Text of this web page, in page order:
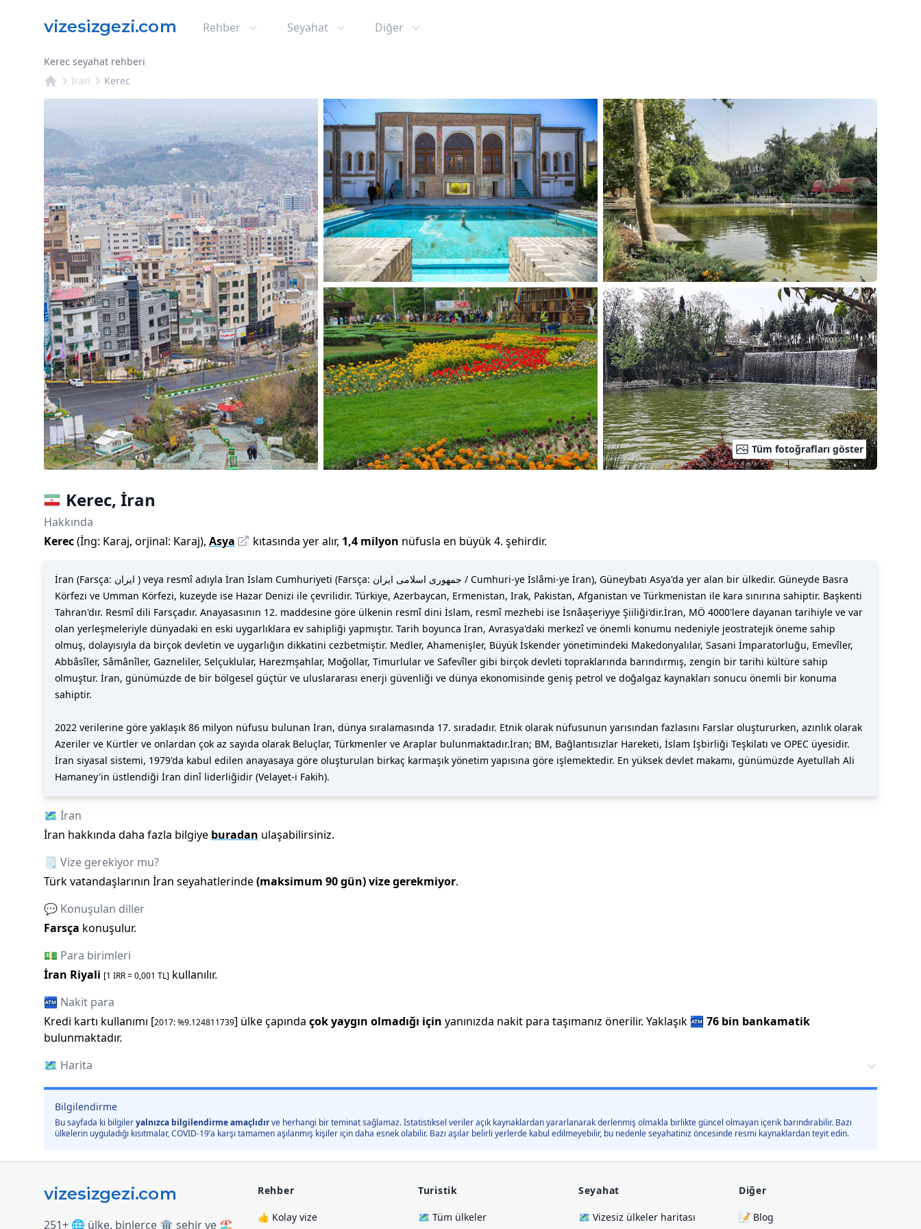
Rehber Seyahat Diğer
Kerec seyahat rehberi
İran
Kerec
Tüm fotoğrafları göster
Kerec, İran
Hakkında
Kerec(İng: Karaj, orjinal: Karaj), Asya kıtasında yer alır, 1,4 milyon nüfusla en büyük 4. şehirdir.
İran (Farsça: ایران ) veya resmî adıyla İran İslam Cumhuriyeti (Farsça: جمهوری اسلامی ایران / Cumhuri-ye İslâmi-ye İran), Güneybatı Asya'da yer alan bir ülkedir. Güneyde Basra
Körfezi ve Umman Körfezi, kuzeyde ise Hazar Denizi ile çevrilidir. Türkiye, Azerbaycan, Ermenistan, Irak, Pakistan, Afganistan ve Türkmenistan ile kara sınırına sahiptir. Başkenti
Tahran'dır. Resmî dili Farsçadır. Anayasasının 12. maddesine göre ülkenin resmî dini İslam, resmî mezhebi ise İsnâaşeriyye Şiiliği'dir.İran, MÖ 4000'lere dayanan tarihiyle ve var
olan yerleşmeleriyle dünyadaki en eski uygarlıklara ev sahipliği yapmıştır. Tarih boyunca İran, Avrasya'daki merkezî ve önemli konumu nedeniyle jeostratejik öneme sahip
olmuş, dolayısıyla da birçok devletin ve uygarlığın dikkatini cezbetmiştir. Medler, Ahamenişler, Büyük İskender yönetimindeki Makedonyalılar, Sasani İmparatorluğu, Emevîler,
Abbâsîler, Sâmânîler, Gazneliler, Selçuklular, Harezmşahlar, Moğollar, Timurlular ve Safevîler gibi birçok devleti topraklarında barındırmış, zengin bir tarihi kültüre sahip
olmuştur. İran, günümüzde de bir bölgesel güçtür ve uluslararası enerji güvenliği ve dünya ekonomisinde geniş petrol ve doğalgaz kaynakları sonucu önemli bir konuma
sahiptir.
2022 verilerine göre yaklaşık 86 milyon nüfusu bulunan İran, dünya sıralamasında 17. sıradadır. Etnik olarak nüfusunun yarısından fazlasını Farslar oluştururken, azınlık olarak
Azeriler ve Kürtler ve onlardan çok az sayıda olarak Beluçlar, Türkmenler ve Araplar bulunmaktadır.İran; BM, Bağlantısızlar Hareketi, İslam İşbirliği Teşkilatı ve OPEC üyesidir.
İran siyasal sistemi, 1979'da kabul edilen anayasaya göre oluşturulan birkaç karmaşık yönetim yapısına göre işlemektedir. En yüksek devlet makamı, günümüzde Ayetullah Ali
Hamaney'in üstlendiği İran dinî liderliğidir (Velayet-i Fakih).
🗺️ İran
İran hakkında daha fazla bilgiye buradan ulaşabilirsiniz.
🗒️ Vize gerekiyor mu?
Türk vatandaşlarının İran seyahatlerinde(maksimum 90gün)vize gerekmiyor.
💬 Konuşulan diller
Farsça konuşulur.
💵 Para birimleri
İran Riyali [1 IRR=0,001 TL] kullanılır.
🏧 Nakit para
Kredi kartı kullanımı [2017: %9.124811739] ülke çapında çok yaygın olmadığı için yanınızda nakit para taşımanız önerilir. Yaklaşık 🏧 76 bin bankamatik
bulunmaktadır.
🗺️ Harita
Bilgilendirme
Bu sayfada ki bilgileryalnızca bilgilendirme amaçlıdırve herhangi bir teminat sağlamaz. İstatistiksel veriler açık kaynaklardan yararlanarak derlenmiş olmakla birlikte güncel olmayan içerik barındırabilir. Bazı
ülkelerin uyguladığı kısıtmalar, COVID-19’a karşı tamamen aşılanmış kişiler için daha esnek olabilir. Bazı aşılar belirli yerlerde kabul edilmeyebilir, bu nedenle seyahatiniz öncesinde resmi kaynaklardan teyit edin.
251+ 🌐 ülke, binlerce 🏛️ şehir ve 🏖️
Rehber
👍 Kolay vize
Turistik
🗺️ Tüm ülkeler
Seyahat
🗺️ Vizesiz ülkeler haritası
Diğer
📝 Blog